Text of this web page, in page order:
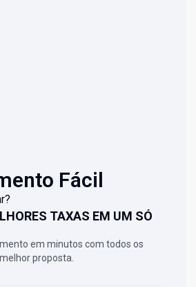
Fácil
TAXAS EM UM SÓ
em minutos com todos os
proposta.